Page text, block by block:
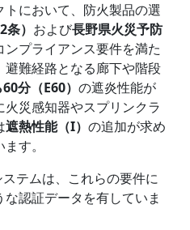
において、防火製品の選
） および長野県火災予防
プライアンス要件を満た
難経路となる廊下や階段
分（E60） の遮炎性能が
災感知器やスプリンクラ
遮熱性能（I） の追加が求め
す。
テムは、これらの要件に
認証データを有していま